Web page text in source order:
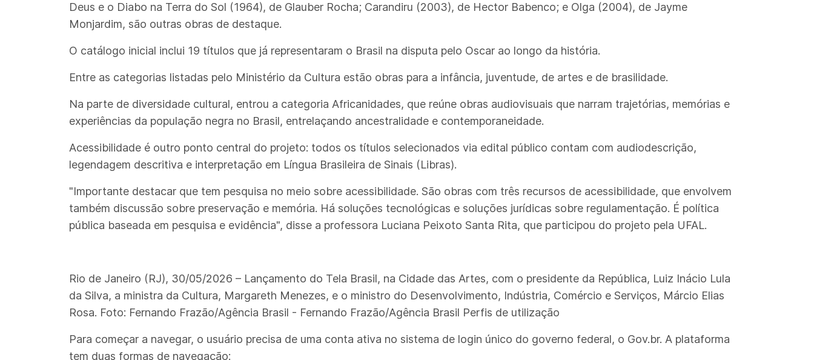
Deus e o Diabo na Terra do Sol (1964), de Glauber Rocha; Carandiru (2003), de Hector Babenco; e Olga (2004), de Jayme
Monjardim, são outras obras de destaque.
O catálogo inicial inclui 19 títulos que já representaram o Brasil na disputa pelo Oscar ao longo da história.
Entre as categorias listadas pelo Ministério da Cultura estão obras para a infância, juventude, de artes e de brasilidade.
Na parte de diversidade cultural, entrou a categoria Africanidades, que reúne obras audiovisuais que narram trajetórias, memórias e
experiências da população negra no Brasil, entrelaçando ancestralidade e contemporaneidade.
Acessibilidade é outro ponto central do projeto: todos os títulos selecionados via edital público contam com audiodescrição,
legendagem descritiva e interpretação em Língua Brasileira de Sinais (Libras).
"Importante destacar que tem pesquisa no meio sobre acessibilidade. São obras com três recursos de acessibilidade, que envolvem
também discussão sobre preservação e memória. Há soluções tecnológicas e soluções jurídicas sobre regulamentação. É política
pública baseada em pesquisa e evidência", disse a professora Luciana Peixoto Santa Rita, que participou do projeto pela UFAL.
Rio de Janeiro (RJ), 30/05/2026 – Lançamento do Tela Brasil, na Cidade das Artes, com o presidente da República, Luiz Inácio Lula
da Silva, a ministra da Cultura, Margareth Menezes, e o ministro do Desenvolvimento, Indústria, Comércio e Serviços, Márcio Elias
Rosa. Foto: Fernando Frazão/Agência Brasil - Fernando Frazão/Agência Brasil Perfis de utilização
Para começar a navegar, o usuário precisa de uma conta ativa no sistema de login único do governo federal, o Gov.br. A plataforma
tem duas formas de navegação: